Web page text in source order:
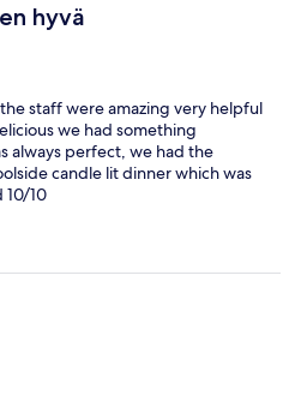
hyvä
staff were amazing very helpful
we had something
always perfect, we had the
candle lit dinner which was
10/10